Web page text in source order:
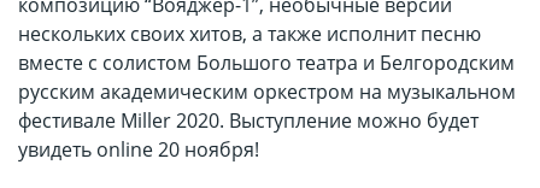
нескольких своих хитов, а также исполнит песню
вместе с солистом Большого театра и Белгородским
русским академическим оркестром на музыкальном
фестивале Miller 2020. Выступление можно будет
увидеть online 20 ноября!